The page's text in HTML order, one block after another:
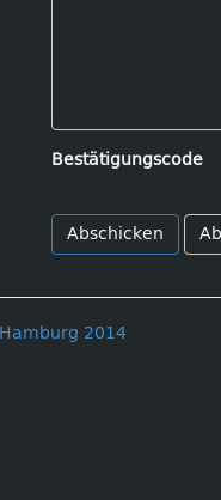
Bestätigungscode
2014